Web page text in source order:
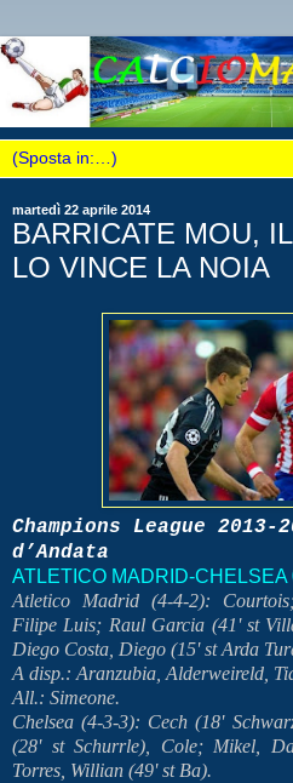
martedì 22 aprile 2014
BARRICATE MOU,
LO VINCE LA NOIA
Champions League
d’Andata
ATLETICO MADRID-CHELSEA
Atletico Madrid (4-4-2):
Filipe Luis; Raul Garcia (41' st
Diego Costa, Diego (15' st Arda
A disp.: Aranzubia, Alderweireld,
All.: Simeone.
Chelsea (4-3-3): Cech (18'
(28' st Schurrle), Cole; Mikel,
Torres, Willian (49' st Ba).